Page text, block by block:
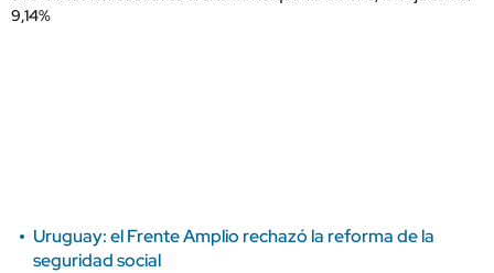
9,14%
Uruguay: el Frente Amplio rechazó la reforma de la
seguridad social